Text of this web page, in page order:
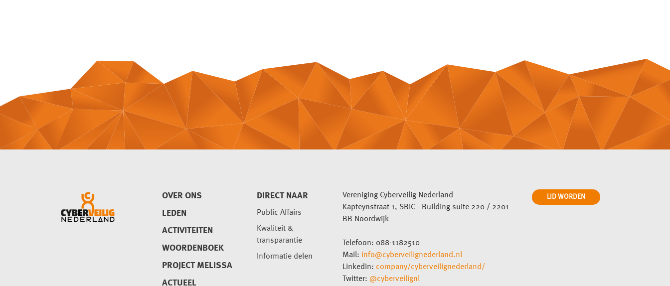
OVER ONS
LEDEN
ACTIVITEITEN
WOORDENBOEK
PROJECT MELISSA
ACTUEEL
DIRECT NAAR
Public Affairs
Kwaliteit &
transparantie
Informatie delen
Vereniging Cyberveilig Nederland
Kapteynstraat 1, SBIC - Building suite 220 / 2201
BB Noordwijk
Telefoon: 088-1182510
Mail: info@cyberveilignederland.nl
LinkedIn: company/cyberveilignederland/
Twitter: @cyberveilignl
LID WORDEN